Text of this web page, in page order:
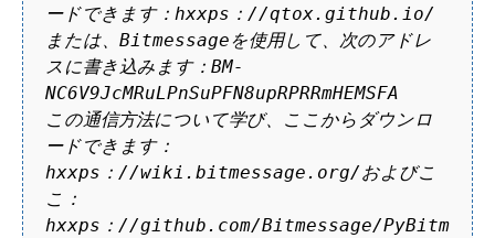
ードできます：hxxps：//qtox.github.io/
または、Bitmessageを使用して、次のアドレ
スに書き込みます：BM-
NC6V9JcMRuLPnSuPFN8upRPRRmHEMSFA
この通信方法について学び、ここからダウンロ
ードできます：
hxxps：//wiki.bitmessage.org/およびこ
こ：
hxxps：//github.com/Bitmessage/PyBitm